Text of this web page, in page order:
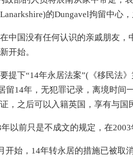
的Dungavel拘留中心，
国没有任何认识的亲戚朋友，
开始。
下“14年永居法案”(《移民法》
留14年，无犯罪记录，离境时间
，之后可以入籍英国，享有与国
前只是不成文的规定，在2003
始，14年转永居的措施已被取